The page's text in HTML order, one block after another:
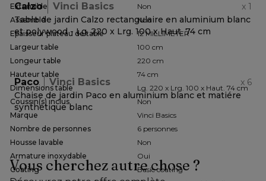
Extensible
Non
Assemblé
Non
Epaisseur plateau de table
12 MILLIMETER
Largeur table
100 cm
Longeur table
220 cm
Hauteur table
74 cm
Dimensions table
Lg. 220 x Lrg. 100 x Haut. 74 cm
Coussin(s) inclus
Non
Marque
Vinci Basics
Nombre de personnes
6 personnes
Housse lavable
Non
Armature inoxydable
Oui
Coating
Basic coating
Calzo Vinci Basics x 1
Table de jardin Calzo rectangulaire en aluminium blanc
et polywood - Lg. 220 x Lrg. 100 x Haut. 74 cm
Paco Vinci Basics x 6
Chaise de jardin Paco en aluminium blanc et matiére
synthétique blanc
Vous cherchez autre chose ?